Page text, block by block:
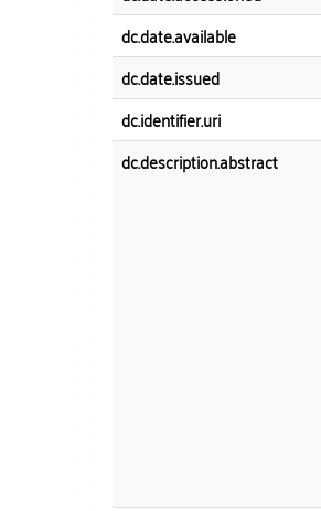
dc.date.available
dc.date.issued
dc.identifier.uri
dc.description.abstract